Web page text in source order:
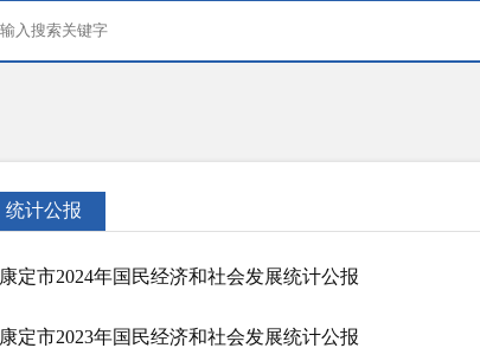
统计公报
康定市2024年国民经济和社会发展统计公报
康定市2023年国民经济和社会发展统计公报